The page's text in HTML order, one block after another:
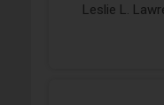
Leslie L.